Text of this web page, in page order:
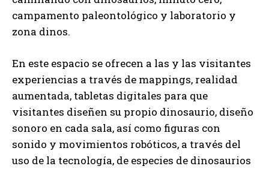
campamento paleontológico y laboratorio y
zona dinos.
En este espacio se ofrecen a las y las visitantes
experiencias a través de mappings, realidad
aumentada, tabletas digitales para que
visitantes diseñen su propio dinosaurio, diseño
sonoro en cada sala, así como figuras con
sonido y movimientos robóticos, a través del
uso de la tecnología, de especies de dinosaurios